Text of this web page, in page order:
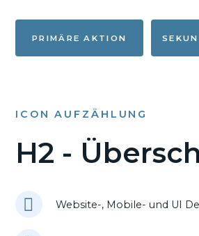
PRIMÄRE AKTION
ICON AUFZÄHLUNG
H2 -
Website-, Mobile- und UI